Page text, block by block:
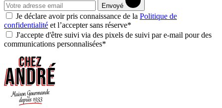
Envoyé
Je déclare avoir pris connaissance de la Politique de
confidentialité et l’accepter sans réserve*
J'accepte d'être suivi via des pixels de suivi par e-mail pour des
communications personnalisées*